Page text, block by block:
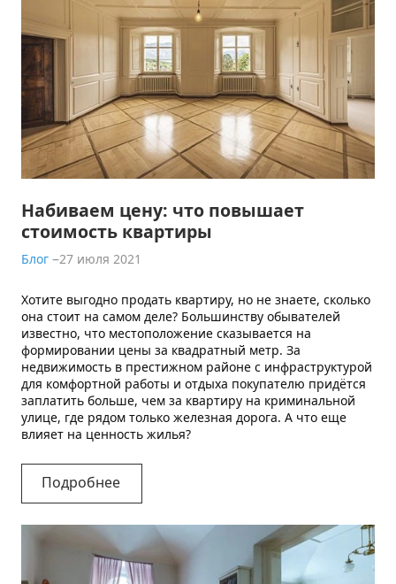
Набиваем цену: что повышает
стоимость квартиры
Блог 27 июля 2021
Хотите выгодно продать квартиру, но не знаете, сколько
она стоит на самом деле? Большинству обывателей
известно, что местоположение сказывается на
формировании цены за квадратный метр. За
недвижимость в престижном районе с инфраструктурой
для комфортной работы и отдыха покупателю придётся
заплатить больше, чем за квартиру на криминальной
улице, где рядом только железная дорога. А что еще
влияет на ценность жилья?
Подробнее